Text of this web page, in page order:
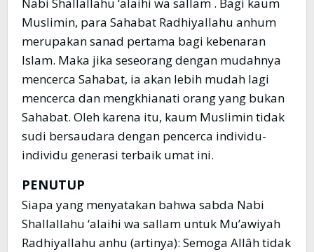
Muslimin, para Sahabat Radhiyallahu anhum
merupakan sanad pertama bagi kebenaran
Islam. Maka jika seseorang dengan mudahnya
mencerca Sahabat, ia akan lebih mudah lagi
mencerca dan mengkhianati orang yang bukan
Sahabat. Oleh karena itu, kaum Muslimin tidak
sudi bersaudara dengan pencerca individu-
individu generasi terbaik umat ini.
PENUTUP
Siapa yang menyatakan bahwa sabda Nabi
Shallallahu ‘alaihi wa sallam untuk Mu’awiyah
Radhiyallahu anhu (artinya): Semoga Allâh tidak